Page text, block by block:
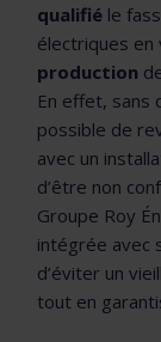
qualifié le
électriques en
production
En effet, sans
possible de
avec un
d’être non
Groupe Roy
intégrée avec
d’éviter un
tout en